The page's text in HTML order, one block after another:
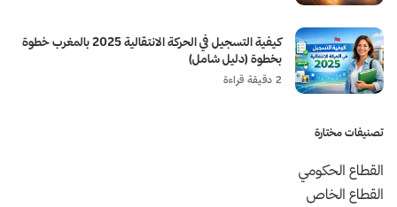
كيفية التسجيل في الحركة الانتقالية 2025 بالمغرب خطوة
بخطوة (دليل شامل)
2 دقيقة قراءة
تصنيفات مختارة
القطاع الحكومي
القطاع الخاص